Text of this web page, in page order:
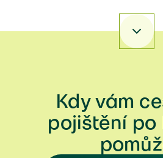
Přejít
Kdy vám
pojištění po